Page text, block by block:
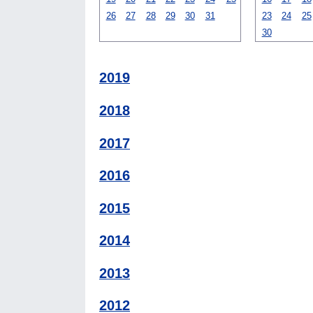
26
27 28 29 30 31
23
24 25
30
2019
2018
2017
2016
2015
2014
2013
2012